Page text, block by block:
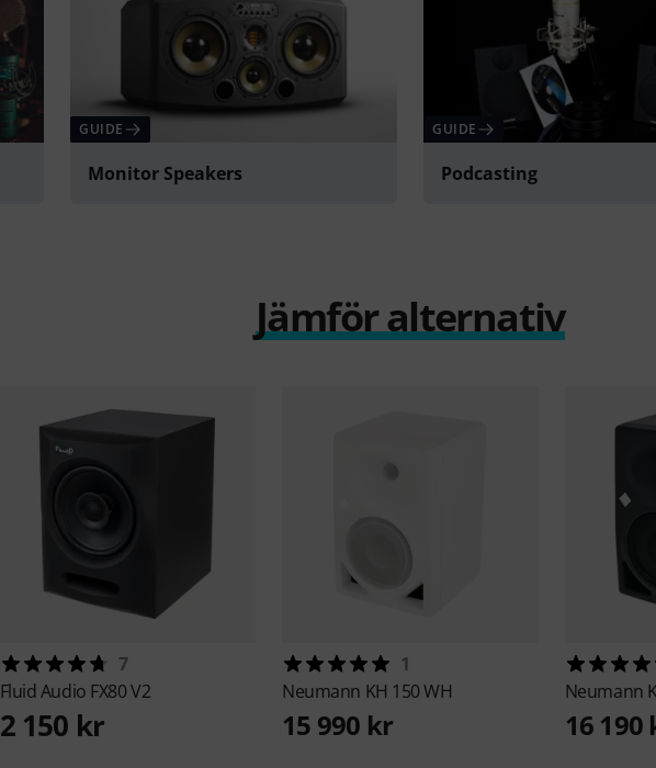
GUIDE
Monitor Speakers
GUIDE
Podcasting
Jämför alternativ
7
Fluid Audio FX80 V2
2 150 kr
1
Neumann KH 150 WH
15 990 kr
Neumann
16 190